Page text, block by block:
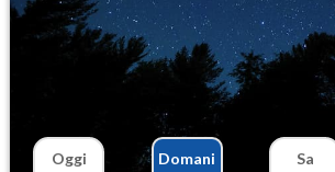
Oggi
Domani
Sa